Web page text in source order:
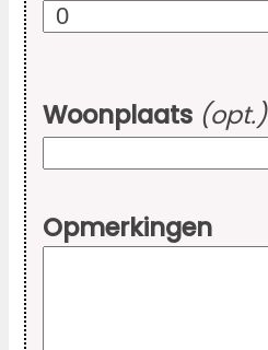
Woonplaats (opt.)
Opmerkingen